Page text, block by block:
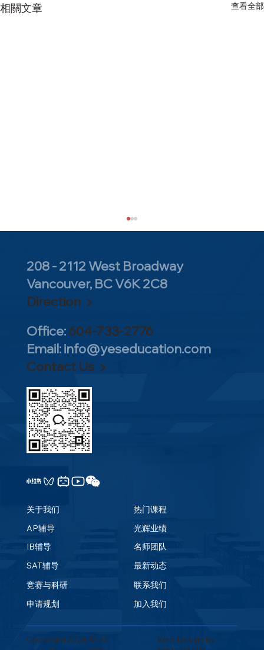
相關文章 查看全部
哈佛招生数据披露！温哥华哪所中学走出
的哈佛学生最多？
208 - 2112 West Broadway
Vancouver, BC V6K 2C8
Direction ▶
Office:604-733-2776
Email:info@yeseducation.com
Contact Us ▶
关于我们
AP辅导
IB辅导
SAT辅导
竞赛与科研
申请规划
热门课程
光辉业绩
名师团队
最新动态
联系我们
加入我们
Copyright 2026 © All
Web Design by